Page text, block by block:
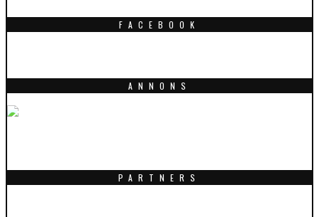
FACEBOOK
ANNONS
PARTNERS